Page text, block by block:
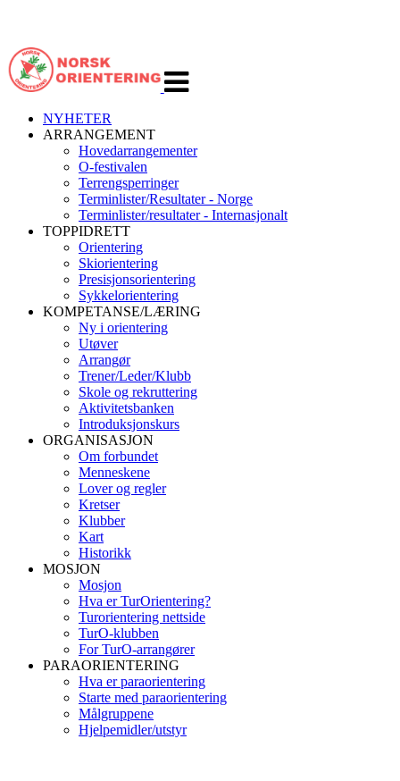
navigasjon
NYHETER
ARRANGEMENT
Hovedarrangementer
O-festivalen
Terrengsperringer
Terminlister/Resultater - Norge
Terminlister/resultater - Internasjonalt
TOPPIDRETT
Orientering
Skiorientering
Presisjonsorientering
Sykkelorientering
KOMPETANSE/LÆRING
Ny i orientering
Utøver
Arrangør
Trener/Leder/Klubb
Skole og rekruttering
Aktivitetsbanken
Introduksjonskurs
ORGANISASJON
Om forbundet
Menneskene
Lover og regler
Kretser
Klubber
Kart
Historikk
MOSJON
Mosjon
Hva er TurOrientering?
Turorientering nettside
TurO-klubben
For TurO-arrangører
PARAORIENTERING
Hva er paraorientering
Starte med paraorientering
Målgruppene
Hjelpemidler/utstyr